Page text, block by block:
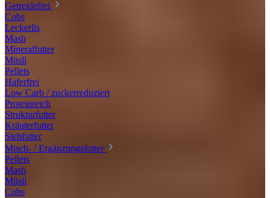
Getreidefrei
Cobs
Leckerlis
Mash
Mineralfutter
Müsli
Pellets
Haferfrei
Low Carb / zuckerreduziert
Proteinreich
Strukturfutter
Kräuterfutter
Stehfutter
Misch- / Ergänzungsfutter
Pellets
Mash
Müsli
Cobs